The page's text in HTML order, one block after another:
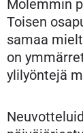
Molemmin
Toisen
samaa
on
ylilyöntejä